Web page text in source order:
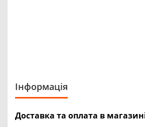
Інформація
Доставка та оплата в